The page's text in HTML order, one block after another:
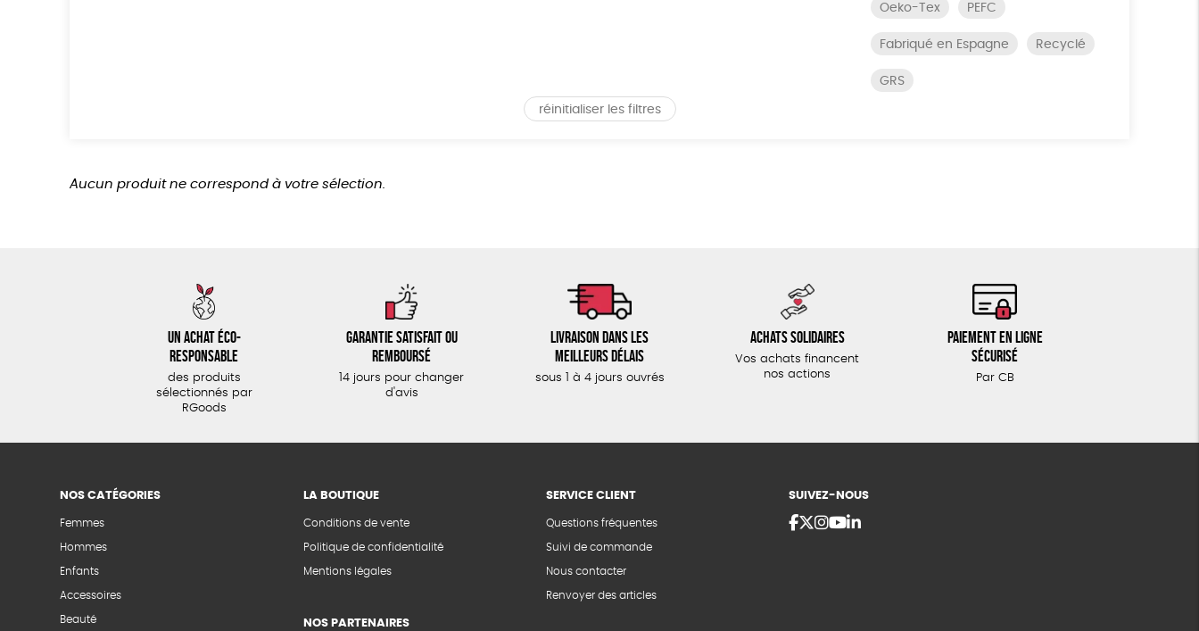
Oeko-Tex PEFC
Fabriqué en Espagne Recyclé
GRS
réinitialiser les filtres
Aucun produit ne correspond à votre sélection.
Un achat éco-
responsable
des produits
sélectionnés par
RGoods
Garantie satisfait ou
remboursé
14 jours pour changer
d'avis
Livraison dans les
meilleurs délais
sous 1 à 4 jours ouvrés
Achats solidaires
Vos achats financent
nos actions
Paiement en ligne
sécurisé
Par CB
NOS CATÉGORIES
Femmes
Hommes
Enfants
Accessoires
Beauté
LA BOUTIQUE
Conditions de vente
Politique de confidentialité
Mentions légales
NOS PARTENAIRES
SERVICE CLIENT
Questions fréquentes
Suivi de commande
Nous contacter
Renvoyer des articles
SUIVEZ-NOUS